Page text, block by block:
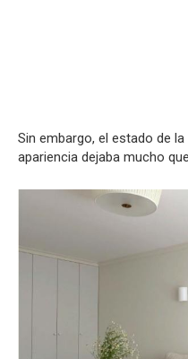
Sin embargo, el estado de
apariencia dejaba mucho